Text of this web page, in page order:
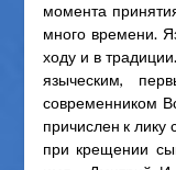
момента
много времени.
ходу и в
языческим,
современником
причислен к лику
при крещении